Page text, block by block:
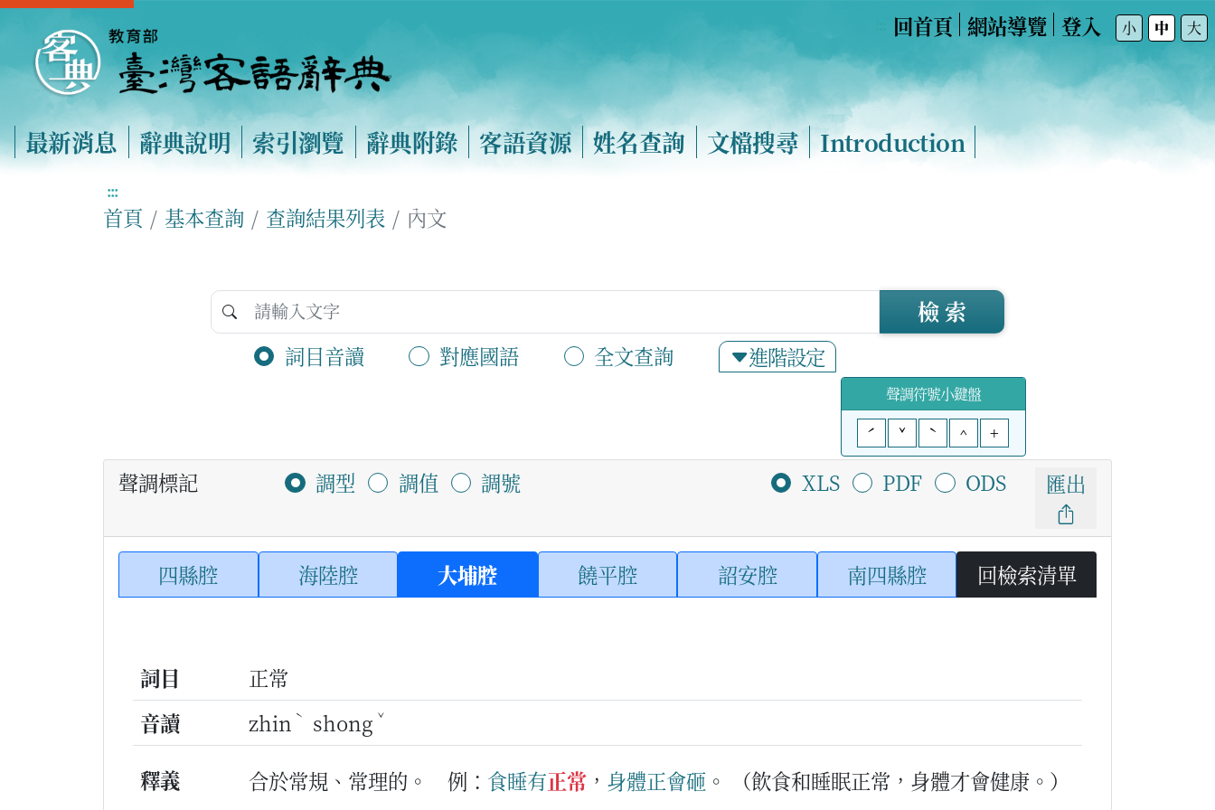
回首頁 網站導覽 登入 小 中 大
最新消息 辭典說明 索引瀏覽 辭典附錄 客語資源 姓名查詢 文檔搜尋 Introduction
:::
首頁 基本查詢 查詢結果列表 內文
詞目音讀 對應國語 全文查詢 進階設定
檢 索
聲調符號小鍵盤
ˊ
ˇ ˋ ^ +
聲調標記 調型 調值 調號 XLS PDF ODS 匯出
四縣腔 海陸腔 大埔腔 饒平腔 詔安腔 南四縣腔 回檢索清單
詞目
正常
音讀
zhin ˋ shong ˇ
釋義 合於常規、常理的。 例： 食睡有正常 ， 身體正會砸 。 （飲食和睡眠正常，身體才會健康。）